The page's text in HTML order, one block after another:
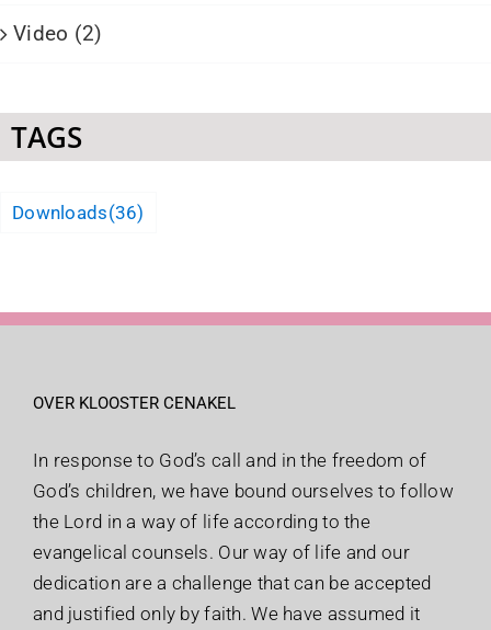
Video (2)
TAGS
Downloads(36)
OVER KLOOSTER CENAKEL
In response to God’s call and in the freedom of
God’s children, we have bound ourselves to follow
the Lord in a way of life according to the
evangelical counsels. Our way of life and our
dedication are a challenge that can be accepted
and justified only by faith. We have assumed it